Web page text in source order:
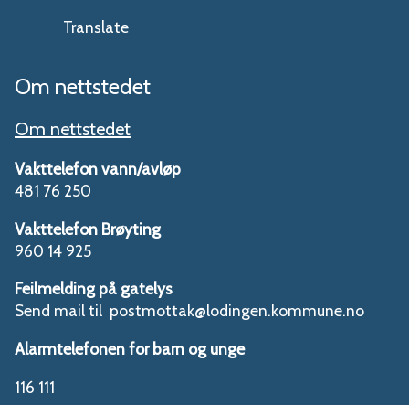
Translate
Om nettstedet
Om nettstedet
Vakttelefon vann/avløp
481 76 250
Vakttelefon Brøyting
960 14 925
Feilmelding på gatelys
Send mail til postmottak@lodingen.kommune.no
Alarmtelefonen for barn og unge
116 111